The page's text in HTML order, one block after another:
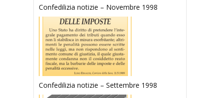
Confedilizia notizie – Novembre 1998
Confedilizia notizie – Settembre 1998